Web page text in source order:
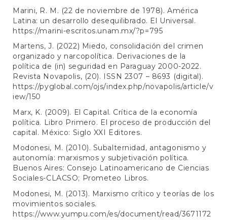
Marini, R. M. (22 de noviembre de 1978). América
Latina: un desarrollo desequilibrado. El Universal.
https://marini-escritos.unam.mx/?p=795
Martens, J. (2022) Miedo, consolidación del crimen
organizado y narcopolítica. Derivaciones de la
política de (in) seguridad en Paraguay 2000-2022.
Revista Novapolis, (20). ISSN 2307 – 8693 (digital).
https://pyglobal.com/ojs/index.php/novapolis/article/v
iew/150
Marx, K. (2009). El Capital. Crítica de la economía
política. Libro Primero. El proceso de producción del
capital. México: Siglo XXI Editores.
Modonesi, M. (2010). Subalternidad, antagonismo y
autonomía: marxismos y subjetivación política.
Buenos Aires: Consejo Latinoamericano de Ciencias
Sociales-CLACSO; Prometeo Libros.
Modonesi, M. (2013). Marxismo crítico y teorías de los
movimientos sociales.
https://www.yumpu.com/es/document/read/3671172